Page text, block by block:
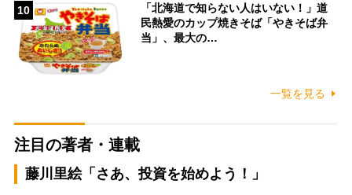
10
「北海道で知らない人はいない！」道
民熱愛のカップ焼きそば「やきそば弁
当」、最大の…
一覧を見る
注目の著者・連載
藤川里絵「さあ、投資を始めよう！」